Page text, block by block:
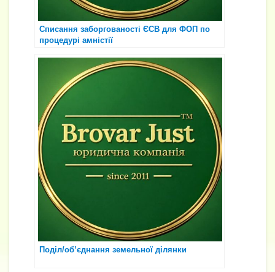
Списання заборгованості ЄСВ для ФОП по
процедурі амністії
Поділ/об’єднання земельної ділянки